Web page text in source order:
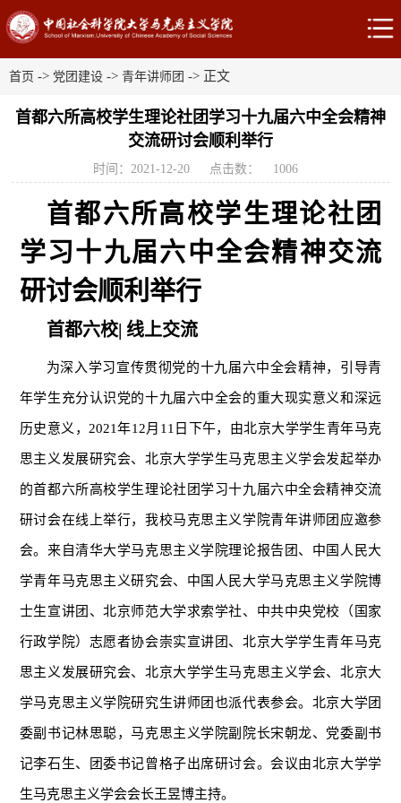
首页 -> 党团建设 -> 青年讲师团 -> 正文
首都六所高校学生理论社团学习十九届六中全会精神
交流研讨会顺利举行
时间：2021-12-20 点击数： 1006
首都六所高校学生理论社团
学习十九届六中全会精神交流
研讨会顺利举行
首都六校| 线上交流
为深入学习宣传贯彻党的十九届六中全会精神，引导青
年学生充分认识党的十九届六中全会的重大现实意义和深远
历史意义，2021年12月11日下午，由北京大学学生青年马克
思主义发展研究会、北京大学学生马克思主义学会发起举办
的首都六所高校学生理论社团学习十九届六中全会精神交流
研讨会在线上举行，我校马克思主义学院青年讲师团应邀参
会。来自清华大学马克思主义学院理论报告团、中国人民大
学青年马克思主义研究会、中国人民大学马克思主义学院博
士生宣讲团、北京师范大学求索学社、中共中央党校（国家
行政学院）志愿者协会崇实宣讲团、北京大学学生青年马克
思主义发展研究会、北京大学学生马克思主义学会、北京大
学马克思主义学院研究生讲师团也派代表参会。北京大学团
委副书记林思聪，马克思主义学院副院长宋朝龙、党委副书
记李石生、团委书记曾格子出席研讨会。会议由北京大学学
生马克思主义学会会长王昱博主持。